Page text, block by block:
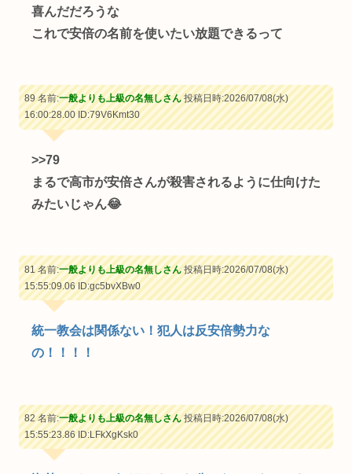
喜んだだろうな
これで安倍の名前を使いたい放題できるって
89 名前:一般よりも上級の名無しさん投稿日時:2026/07/08(水)
16:00:28.00ID:79V6Kmt30
>>79
まるで高市が安倍さんが殺害されるように仕向けた
みたいじゃん😂
81 名前:一般よりも上級の名無しさん投稿日時:2026/07/08(水)
15:55:09.06ID:gc5bvXBw0
統一教会は関係ない！犯人は反安倍勢力な
の！！！！
82 名前:一般よりも上級の名無しさん投稿日時:2026/07/08(水)
15:55:23.86ID:LFkXgKsk0